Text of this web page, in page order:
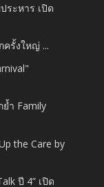
ระหาร เปิด
รั้งใหญ่ ...
ำ Family
the Care by
ปี 4” เปิด